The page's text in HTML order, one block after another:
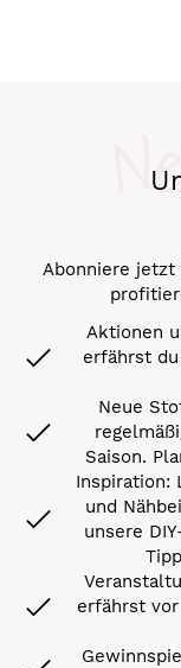
Abonniere
Aktionen
erfährst
Neue
Saison.
Inspiration:
und
unsere
erfährst